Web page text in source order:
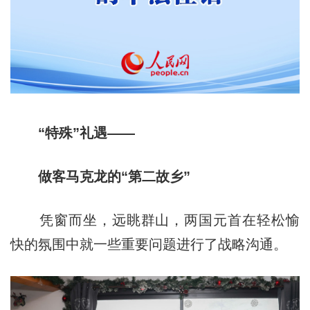
“特殊”礼遇——
做客马克龙的“第二故乡”
凭窗而坐，远眺群山，两国元首在轻松愉
快的氛围中就一些重要问题进行了战略沟通。